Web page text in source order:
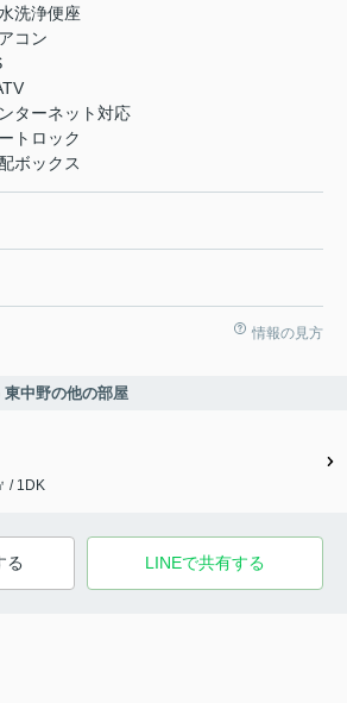
洗浄便座
コン
ターネット対応
トロック
ボックス
情報の見方
中野の他の部屋
/ 1DK
る LINEで共有する